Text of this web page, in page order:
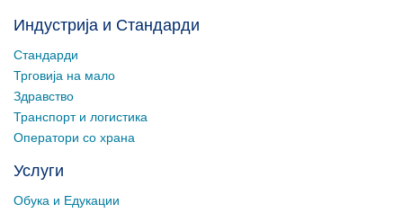
Индустрија и Стандарди
Стандарди
Трговија на мало
Здравство
Транспорт и логистика
Оператори со храна
Услуги
Обука и Едукации